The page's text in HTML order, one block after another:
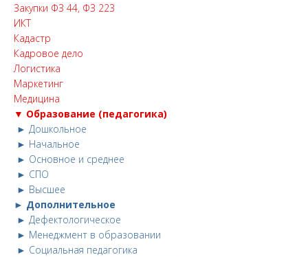
Закупки ФЗ 44, ФЗ 223
ИКТ
Кадастр
Кадровое дело
Логистика
Маркетинг
Медицина
▼ Образование (педагогика)
► Дошкольное
► Начальное
► Основное и среднее
► СПО
► Высшее
► Дополнительное
► Дефектологическое
► Менеджмент в образовании
► Социальная педагогика